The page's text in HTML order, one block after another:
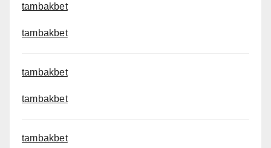
tambakbet
tambakbet
tambakbet
tambakbet
tambakbet